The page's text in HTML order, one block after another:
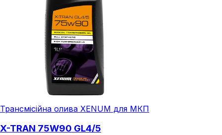
Трансмісійна олива XENUM для МКП
X-TRAN 75W90 GL4/5